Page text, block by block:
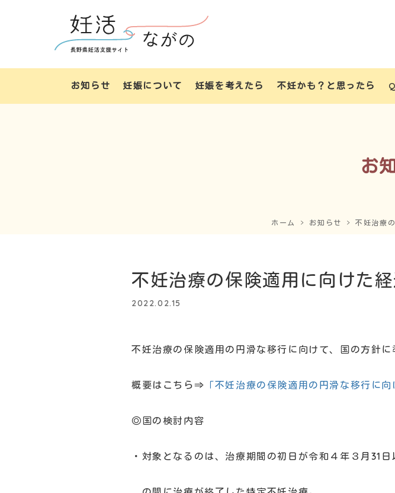
お知らせ 妊娠について 妊娠を考えたら 不妊かも？と思ったら
お
ホーム お知らせ 不妊治療
不妊治療の保険適用に向けた
2022.02.15
不妊治療の保険適用の円滑な移行に向けて、国の方針に
概要はこちら⇒ 「不妊治療の保険適用の円滑な移行に
◎国の検討内容
・対象となるのは、治療期間の初日が令和４年３月31